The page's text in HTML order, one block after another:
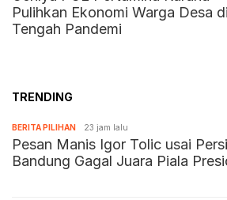
Pulihkan Ekonomi Warga Desa di
Tengah Pandemi
TRENDING
BERITA PILIHAN 23 jam lalu
Pesan Manis Igor Tolic usai
Bandung Gagal Juara Piala